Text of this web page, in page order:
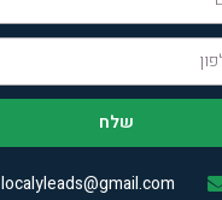
שלח
localyleads@gmail.com